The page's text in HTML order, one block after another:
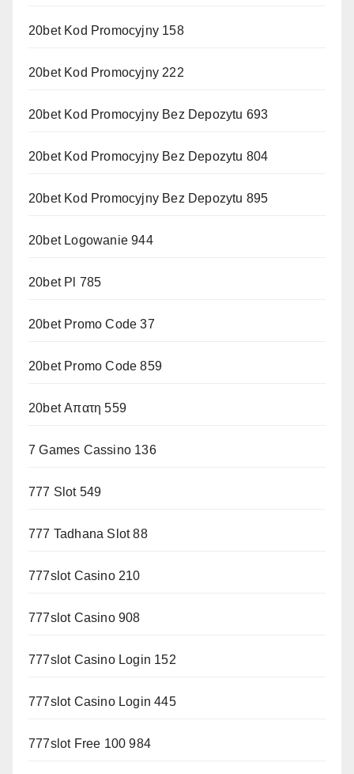
20bet Kod Promocyjny 158
20bet Kod Promocyjny 222
20bet Kod Promocyjny Bez Depozytu 693
20bet Kod Promocyjny Bez Depozytu 804
20bet Kod Promocyjny Bez Depozytu 895
20bet Logowanie 944
20bet Pl 785
20bet Promo Code 37
20bet Promo Code 859
20bet Απατη 559
7 Games Cassino 136
777 Slot 549
777 Tadhana Slot 88
777slot Casino 210
777slot Casino 908
777slot Casino Login 152
777slot Casino Login 445
777slot Free 100 984